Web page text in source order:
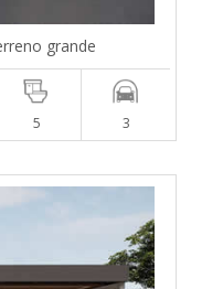
grande
5 3